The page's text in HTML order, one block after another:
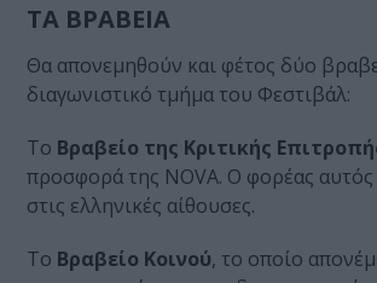
ΤΑ ΒΡΑΒΕΙΑ
Θα απονεμηθούν και φέτος δύο
διαγωνιστικό τμήμα του Φεστιβάλ:
Το Βραβείο της Κριτικής
προσφορά της NOVA. Ο φορέας
στις ελληνικές αίθουσες.
Το Βραβείο Κοινού, το οποίο